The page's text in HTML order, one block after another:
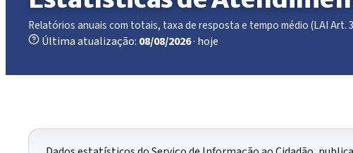
Relatórios anuais com totais, taxa de resposta e tempo médio (LAI Art.
Última atualização: 08/08/2026· hoje